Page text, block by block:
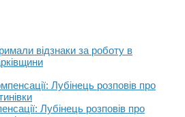
відзнаки за роботу в
Лубінець розповів про